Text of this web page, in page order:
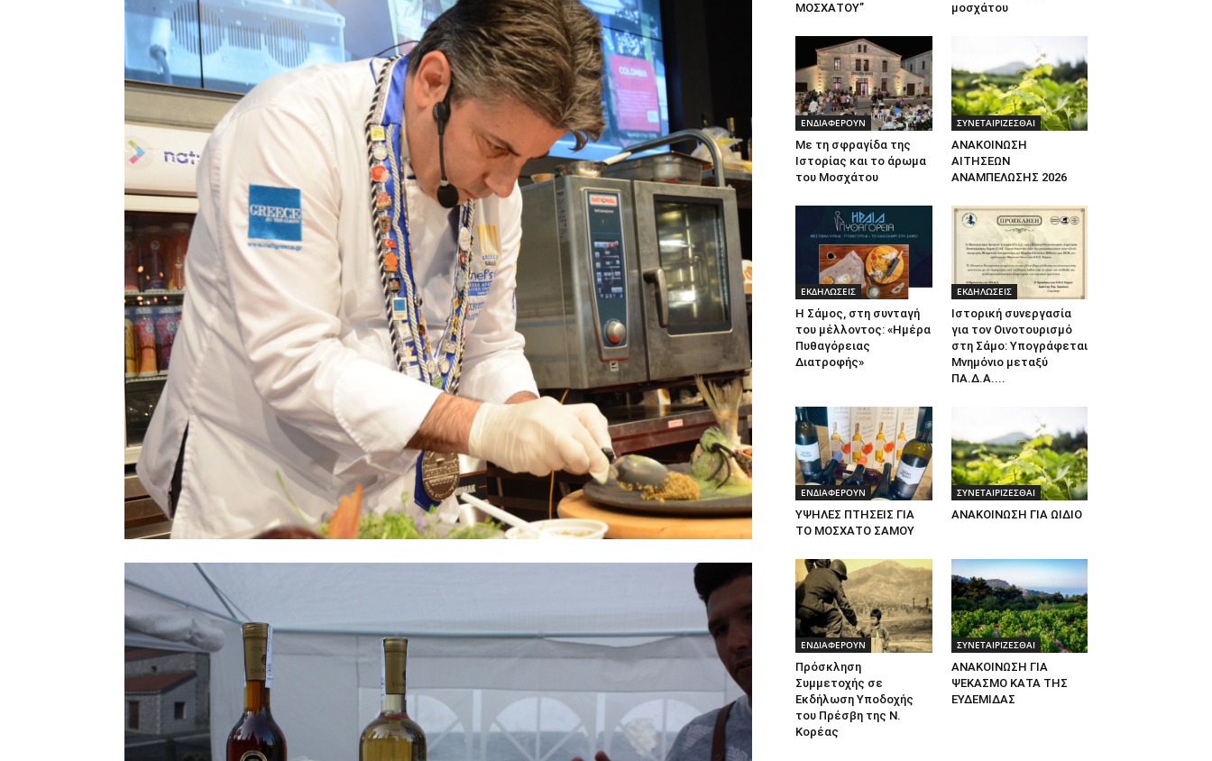
ΜΟΣΧΑΤΟΥ”
μοσχάτου
ΕΝΔΙΑΦΕΡΟΥΝ
Με τη σφραγίδα της
Ιστορίας και το άρωμα
του Μοσχάτου
ΣΥΝΕΤΑΙΡΙΖΕΣΘΑΙ
ΑΝΑΚΟΙΝΩΣΗ
ΑΙΤΗΣΕΩΝ
ΑΝΑΜΠΕΛΩΣΗΣ 2026
ΕΚΔΗΛΩΣΕΙΣ
Η Σάμος, στη συνταγή
του μέλλοντος: «Ημέρα
Πυθαγόρειας
Διατροφής»
ΕΚΔΗΛΩΣΕΙΣ
Ιστορική συνεργασία
για τον Οινοτουρισμό
στη Σάμο: Υπογράφεται
Μνημόνιο μεταξύ
ΠΑ.Δ.Α....
ΕΝΔΙΑΦΕΡΟΥΝ
ΥΨΗΛΕΣ ΠΤΗΣΕΙΣ ΓΙΑ
ΤΟ ΜΟΣΧΑΤΟ ΣΑΜΟΥ
ΣΥΝΕΤΑΙΡΙΖΕΣΘΑΙ
ΑΝΑΚΟΙΝΩΣΗ ΓΙΑ ΩΙΔΙΟ
ΕΝΔΙΑΦΕΡΟΥΝ
Πρόσκληση
Συμμετοχής σε
Εκδήλωση Υποδοχής
του Πρέσβη της Ν.
Κορέας
ΣΥΝΕΤΑΙΡΙΖΕΣΘΑΙ
ΑΝΑΚΟΙΝΩΣΗ ΓΙΑ
ΨΕΚΑΣΜΟ ΚΑΤΑ ΤΗΣ
ΕΥΔΕΜΙΔΑΣ